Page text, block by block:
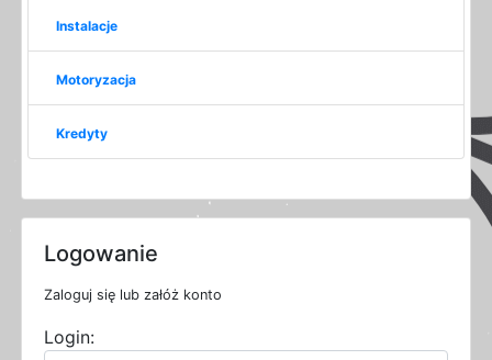
Instalacje
Motoryzacja
Kredyty
Logowanie
Zaloguj się lub załóż konto
Login: